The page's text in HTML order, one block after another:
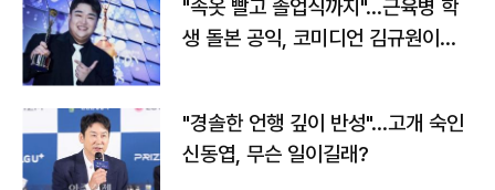
"속옷 빨고 졸업식까지"…근육병 학
생 돌본 공익, 코미디언 김규원이었
"경솔한 언행 깊이 반성"…고개 숙인
신동엽, 무슨 일이길래?